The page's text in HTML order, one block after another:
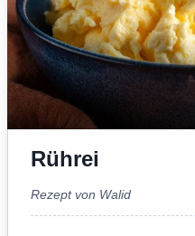
Rührei
Rezept von Walid